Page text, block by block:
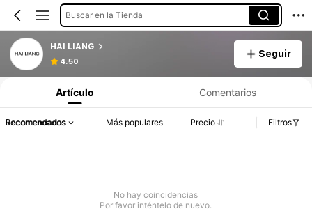
Buscar en la Tienda
HAI LIANG
4.50
Seguir
Artículo Comentarios
Recomendados Más populares Precio Filtros
No hay coincidencias
Por favor inténtelo de nuevo.